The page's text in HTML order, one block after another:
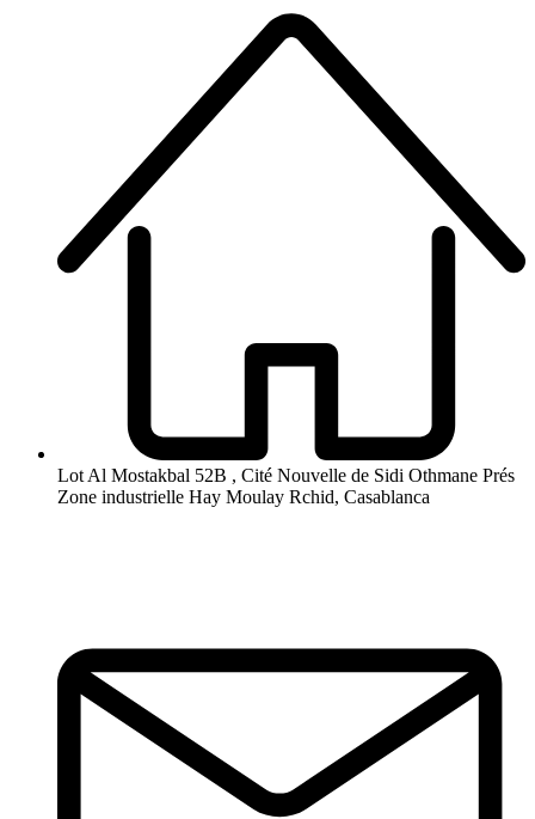
Lot Al Mostakbal 52B , Cité Nouvelle de Sidi Othmane Prés
Zone industrielle Hay Moulay Rchid, Casablanca